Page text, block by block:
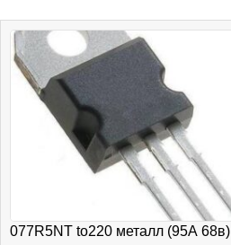
077R5NT to220 металл (95А 68в)